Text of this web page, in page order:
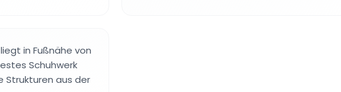
in Fußnähe von
Schuhwerk
Strukturen aus der